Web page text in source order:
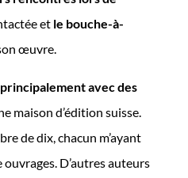
et le bouche-à-
œuvre.
avec des
maison d’édition suisse.
de dix, chacun m’ayant
D’autres auteurs